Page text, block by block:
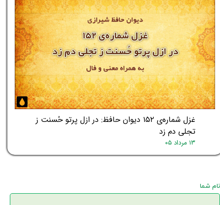
غزل شماره‌ی ۱۵۲ دیوان حافظ: در ازل پرتو حُسنت ز
تجلی دم زد
۱۳ مرداد ۰۵
نام شما